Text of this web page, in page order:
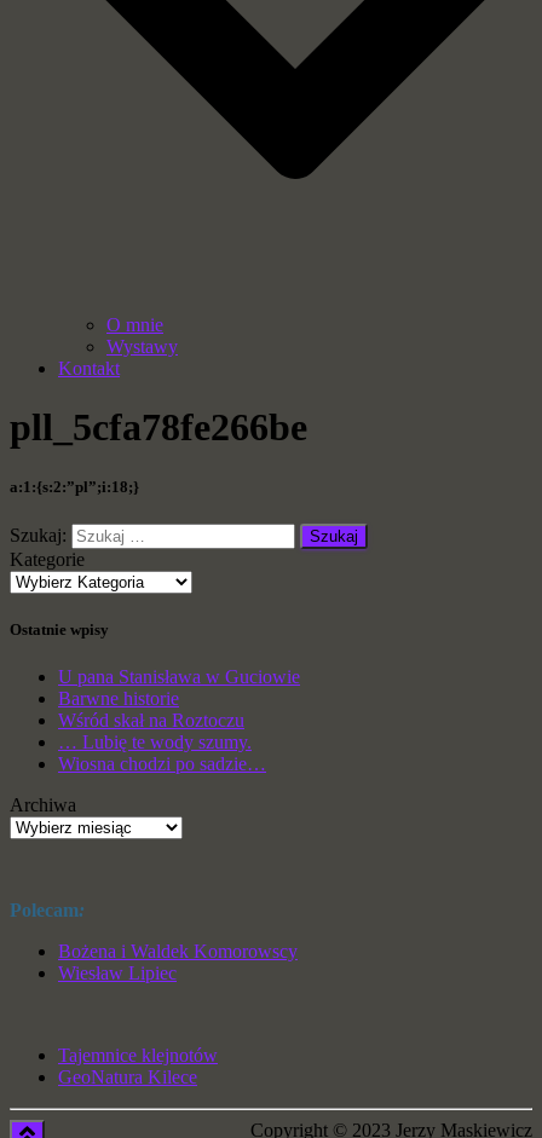
O mnie
Wystawy
Kontakt
pll_5cfa78fe266be
a:1:{s:2:”pl”;i:18;}
Szukaj:
Kategorie
Ostatnie wpisy
U pana Stanisława w Guciowie
Barwne historie
Wśród skał na Roztoczu
… Lubię te wody szumy.
Wiosna chodzi po sadzie…
Archiwa
Polecam:
Bożena i Waldek Komorowscy
Wiesław Lipiec
Tajemnice klejnotów
GeoNatura Kilece
Copyright © 2023 Jerzy Maskiewicz